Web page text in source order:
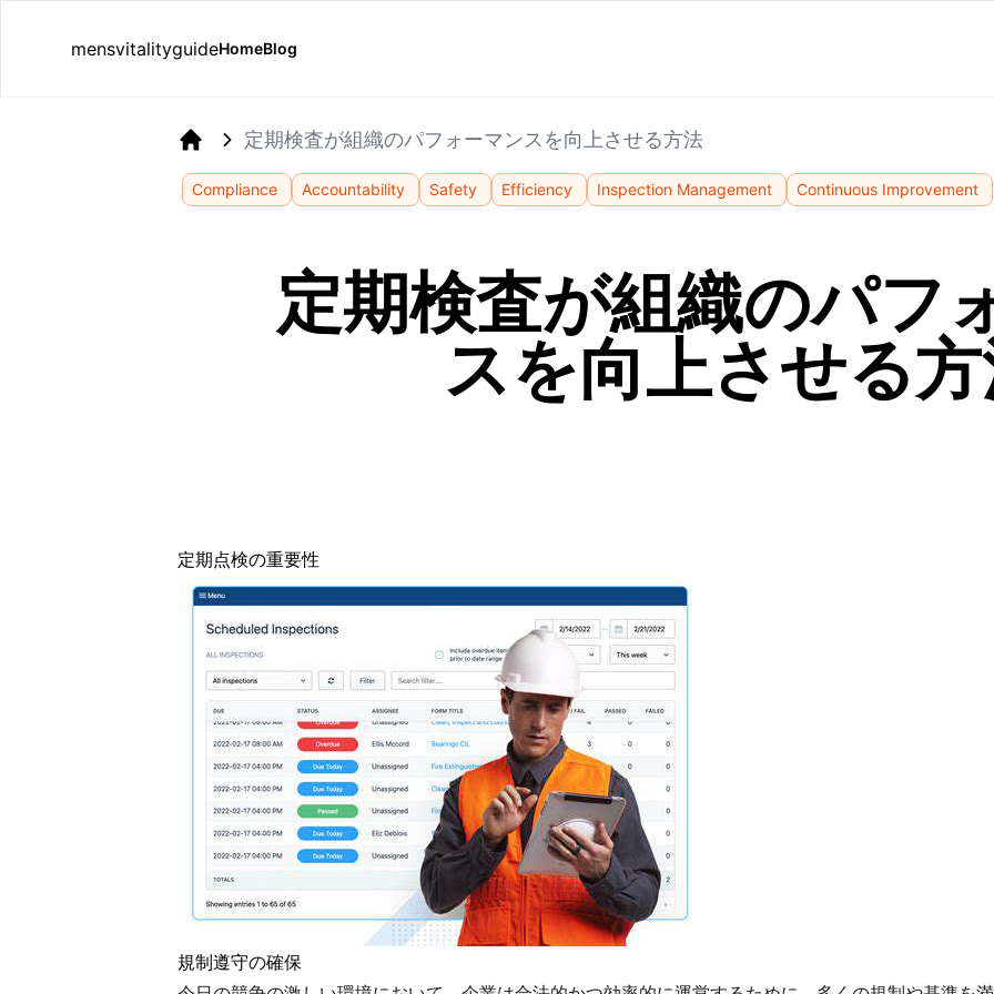
mensvitalityguideHomeBlog
定期検査が組織のパフォーマンスを向上させる方法
Compliance Accountability Safety Efficiency Inspection Management Continuous Improvement
定期検査が組織のパフ
スを向上させる
定期点検の重要性
規制遵守の確保